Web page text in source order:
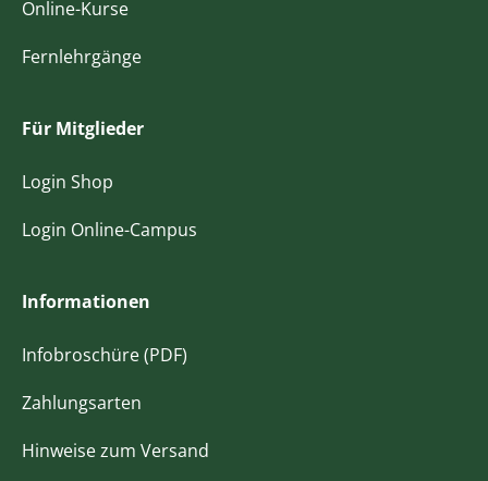
Online-Kurse
Fernlehrgänge
Für Mitglieder
Login Shop
Login Online-Campus
Informationen
Infobroschüre (PDF)
Zahlungsarten
Hinweise zum Versand